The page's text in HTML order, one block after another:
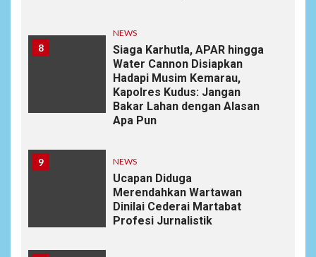
8
NEWS
Siaga Karhutla, APAR hingga
Water Cannon Disiapkan
Hadapi Musim Kemarau,
Kapolres Kudus: Jangan
Bakar Lahan dengan Alasan
Apa Pun
9 NEWS
Ucapan Diduga
Merendahkan Wartawan
Dinilai Cederai Martabat
Profesi Jurnalistik